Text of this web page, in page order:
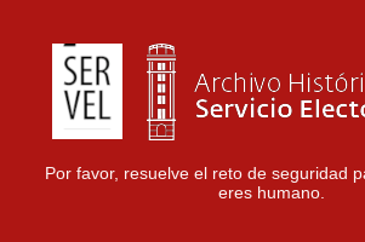
Por favor, resuelve el reto de seguridad
eres humano.